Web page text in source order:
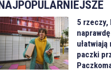
5 rzeczy,
naprawdę
ułatwiają
paczki